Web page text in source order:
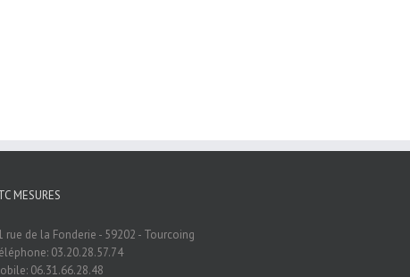
MESURES
rue de la Fonderie - 59202 - Tourcoing
03.20.28.57.74
06.31.66.28.48